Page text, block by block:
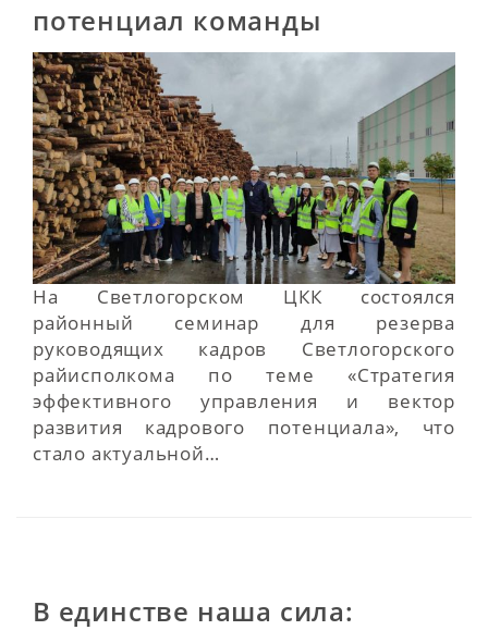
потенциал команды
На Светлогорском ЦКК состоялся
районный семинар для резерва
руководящих кадров Светлогорского
райисполкома по теме «Стратегия
эффективного управления и вектор
развития кадрового потенциала», что
стало актуальной…
В единстве наша сила: